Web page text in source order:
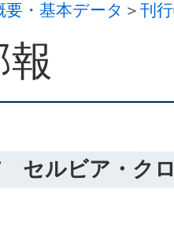
要・基本データ ＞ 刊
ルビア・ク